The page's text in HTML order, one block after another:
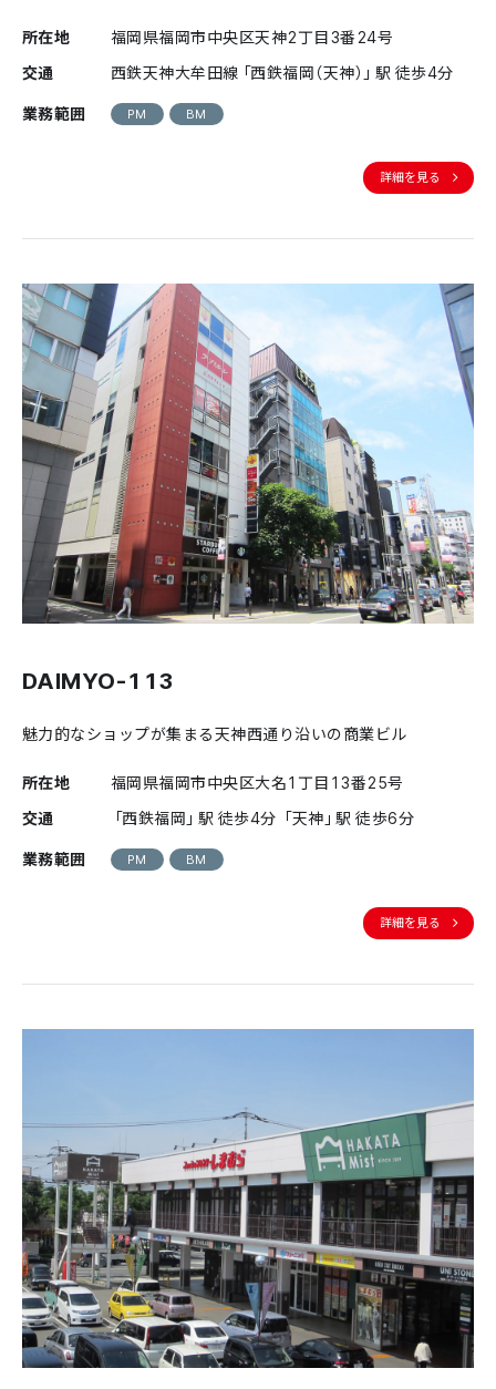
所在地
福岡県福岡市中央区天神2丁目3番24号
交通
西鉄天神大牟田線「西鉄福岡（天神）」駅 徒歩4分
業務範囲
PM BM
詳細を見る
DAIMYO-113
魅力的なショップが集まる天神西通り沿いの商業ビル
所在地
福岡県福岡市中央区大名1丁目13番25号
交通
「西鉄福岡」駅 徒歩4分 「天神」駅 徒歩6分
業務範囲
PM BM
詳細を見る